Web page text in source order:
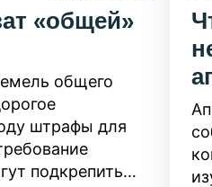
«общей»
общего
штрафы для
подкрепить